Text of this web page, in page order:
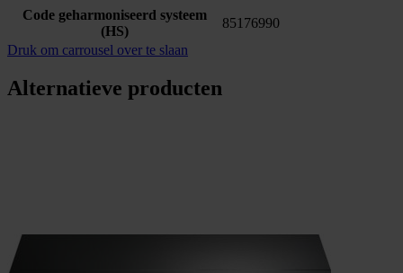
Code geharmoniseerd systeem
(HS)
85176990
Druk om carrousel over te slaan
Alternatieve producten